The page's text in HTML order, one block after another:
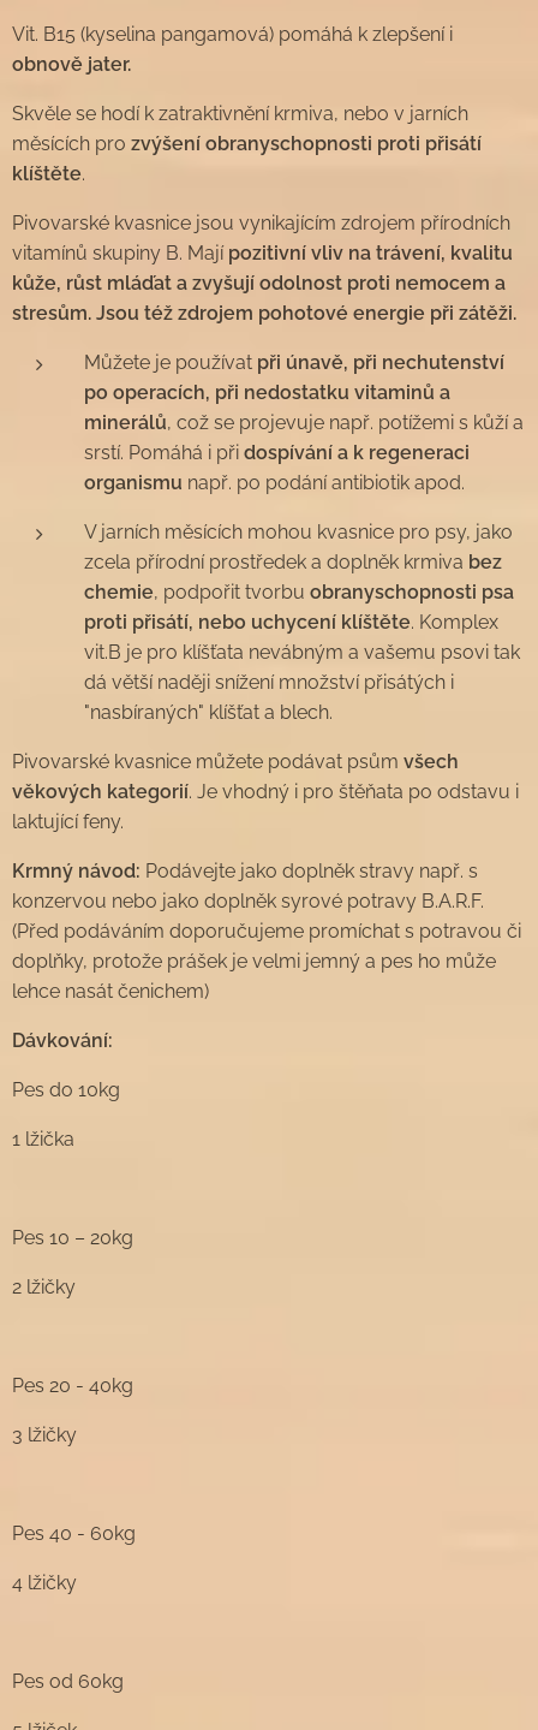
Vit. B15 (kyselina pangamová) pomáhá k zlepšení i
obnově jater.
Skvěle se hodí k zatraktivnění krmiva, nebo v jarních
měsících pro zvýšení obranyschopnosti proti přisátí
klíštěte.
Pivovarské kvasnice jsou vynikajícím zdrojem přírodních
vitamínů skupiny B. Mají pozitivní vliv na trávení, kvalitu
kůže, růst mláďat a zvyšují odolnost proti nemocem a
stresům. Jsou též zdrojem pohotové energie při zátěži.
Můžete je používat při únavě, při nechutenství
po operacích, při nedostatku vitaminů a
minerálů, což se projevuje např. potížemi s kůží a
srstí. Pomáhá i při dospívání a k regeneraci
organismu např. po podání antibiotik apod.
V jarních měsících mohou kvasnice pro psy, jako
zcela přírodní prostředek a doplněk krmiva bez
chemie, podpořit tvorbu obranyschopnosti psa
proti přisátí, nebo uchycení klíštěte. Komplex
vit.B je pro klíšťata nevábným a vašemu psovi tak
dá větší naději snížení množství přisátých i
"nasbíraných" klíšťat a blech.
Pivovarské kvasnice můžete podávat psům všech
věkových kategorií. Je vhodný i pro štěňata po odstavu i
laktující feny.
Krmný návod: Podávejte jako doplněk stravy např. s
konzervou nebo jako doplněk syrové potravy B.A.R.F.
(Před podáváním doporučujeme promíchat s potravou či
doplňky, protože prášek je velmi jemný a pes ho může
lehce nasát čenichem)
Dávkování:
Pes do 10kg
1 lžička
Pes 10 – 20kg
2 lžičky
Pes 20 - 40kg
3 lžičky
Pes 40 - 60kg
4 lžičky
Pes od 60kg